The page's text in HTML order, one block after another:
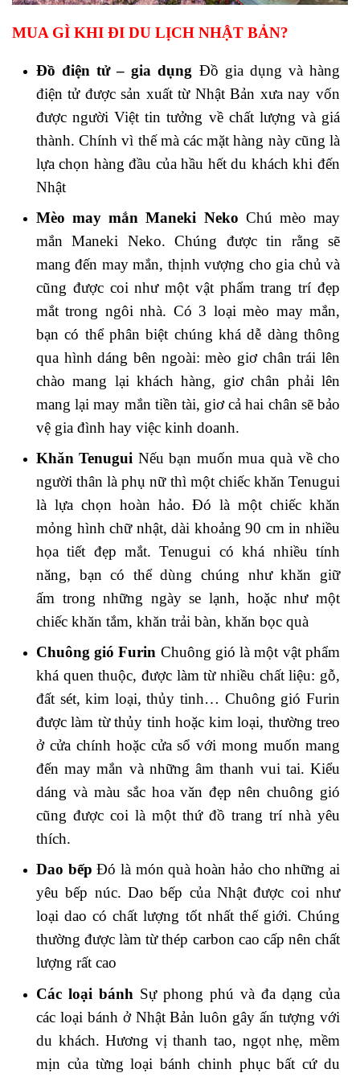
MUA GÌ KHI ĐI DU LỊCH NHẬT BẢN?
Đồ điện tử – gia dụng Đồ gia dụng và hàng
điện tử được sản xuất từ Nhật Bản xưa nay vốn
được người Việt tin tưởng về chất lượng và giá
thành. Chính vì thế mà các mặt hàng này cũng là
lựa chọn hàng đầu của hầu hết du khách khi đến
Nhật
Mèo may mắn Maneki Neko Chú mèo may
mắn Maneki Neko. Chúng được tin rằng sẽ
mang đến may mắn, thịnh vượng cho gia chủ và
cũng được coi như một vật phẩm trang trí đẹp
mắt trong ngôi nhà. Có 3 loại mèo may mắn,
bạn có thể phân biệt chúng khá dễ dàng thông
qua hình dáng bên ngoài: mèo giơ chân trái lên
chào mang lại khách hàng, giơ chân phải lên
mang lại may mắn tiền tài, giơ cả hai chân sẽ bảo
vệ gia đình hay việc kinh doanh.
Khăn Tenugui Nếu bạn muốn mua quà về cho
người thân là phụ nữ thì một chiếc khăn Tenugui
là lựa chọn hoàn hảo. Đó là một chiếc khăn
mỏng hình chữ nhật, dài khoảng 90 cm in nhiều
họa tiết đẹp mắt. Tenugui có khá nhiều tính
năng, bạn có thể dùng chúng như khăn giữ
ấm trong những ngày se lạnh, hoặc như một
chiếc khăn tắm, khăn trải bàn, khăn bọc quà
Chuông gió Furin Chuông gió là một vật phẩm
khá quen thuộc, được làm từ nhiều chất liệu: gỗ,
đất sét, kim loại, thủy tinh… Chuông gió Furin
được làm từ thủy tinh hoặc kim loại, thường treo
ở cửa chính hoặc cửa sổ với mong muốn mang
đến may mắn và những âm thanh vui tai. Kiểu
dáng và màu sắc hoa văn đẹp nên chuông gió
cũng được coi là một thứ đồ trang trí nhà yêu
thích.
Dao bếp Đó là món quà hoàn hảo cho những ai
yêu bếp núc. Dao bếp của Nhật được coi như
loại dao có chất lượng tốt nhất thế giới. Chúng
thường được làm từ thép carbon cao cấp nên chất
lượng rất cao
Các loại bánh Sự phong phú và đa dạng của
các loại bánh ở Nhật Bản luôn gây ấn tượng với
du khách. Hương vị thanh tao, ngọt nhẹ, mềm
mịn của từng loại bánh chinh phục bất cứ du